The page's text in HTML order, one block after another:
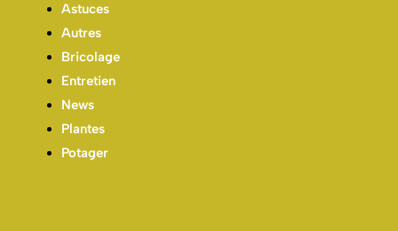
Astuces
Autres
Bricolage
Entretien
News
Plantes
Potager